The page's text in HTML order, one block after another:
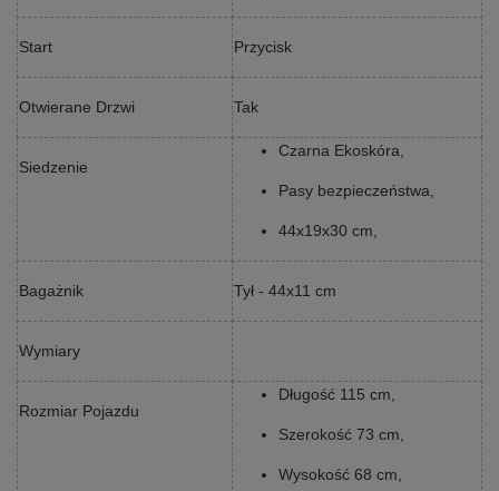
Start Przycisk
Otwierane Drzwi Tak
Siedzenie
Czarna Ekoskóra,
Pasy bezpieczeństwa,
44x19x30 cm,
Bagażnik Tył - 44x11 cm
Wymiary
Rozmiar Pojazdu
Długość 115 cm,
Szerokość 73 cm,
Wysokość 68 cm,